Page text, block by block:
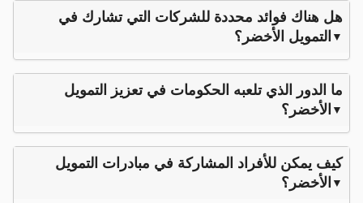
هل هناك فوائد محددة للشركات التي تشارك في
التمويل الأخضر؟
ما الدور الذي تلعبه الحكومات في تعزيز التمويل
الأخضر؟
كيف يمكن للأفراد المشاركة في مبادرات التمويل
الأخضر؟